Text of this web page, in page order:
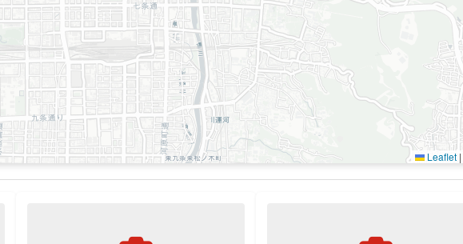
Leaflet |